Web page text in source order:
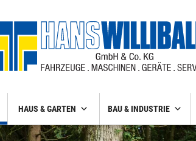
HAUS & GARTEN BAU & INDUSTRIE